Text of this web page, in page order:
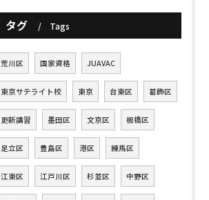
タグ Tags
荒川区 国家資格 JUAVAC
東京サテライト校 東京 台東区 葛飾区
更新講習 墨田区 文京区 板橋区
足立区 豊島区 港区 練馬区
江東区 江戸川区 杉並区 中野区